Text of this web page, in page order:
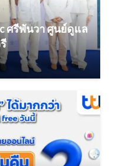
ศรีพันวา ศูนย์ดูแล